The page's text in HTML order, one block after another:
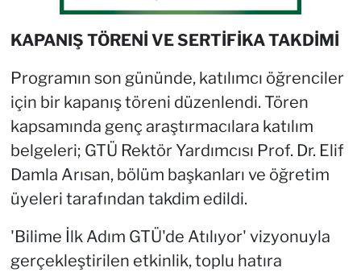
KAPANIŞ TÖRENİ VE SERTİFİKA TAKDİMİ
Programın son gününde, katılımcı öğrenciler
için bir kapanış töreni düzenlendi. Tören
kapsamında genç araştırmacılara katılım
belgeleri; GTÜ Rektör Yardımcısı Prof. Dr. Elif
Damla Arısan, bölüm başkanları ve öğretim
üyeleri tarafından takdim edildi.
'Bilime İlk Adım GTÜ'de Atılıyor' vizyonuyla
gerçekleştirilen etkinlik, toplu hatıra